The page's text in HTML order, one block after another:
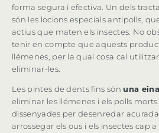
forma segura i efectiva. Un dels
són les locions especials antipolls,
actius que maten els insectes. No
tenir en compte que aquests
llémenes, per la qual cosa cal
eliminar-les.
Les pintes de dents fins són una
eliminar les llémenes i els polls
dissenyades per desenredar
arrossegar els ous i els insectes cap a